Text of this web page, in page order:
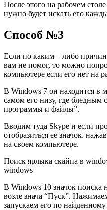
После этого на рабочем
нужно будет искать его
Способ №3
Если по каким – либо
вам не помог, то можно
компьютере если его нет на
В Windows 7 он находится в
самом его низу, где бледным
программы и файлы”.
Вводим туда Skype и если
отобразиться ее значок.
на своем компьютере.
Поиск ярлыка скайпа в
windows
В Windows 10 значок поиска
возле знача “Пуск”.
запускаем его по